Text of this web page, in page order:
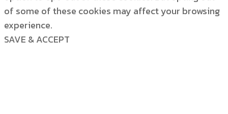
of some of these cookies may affect your browsing
experience.
SAVE & ACCEPT